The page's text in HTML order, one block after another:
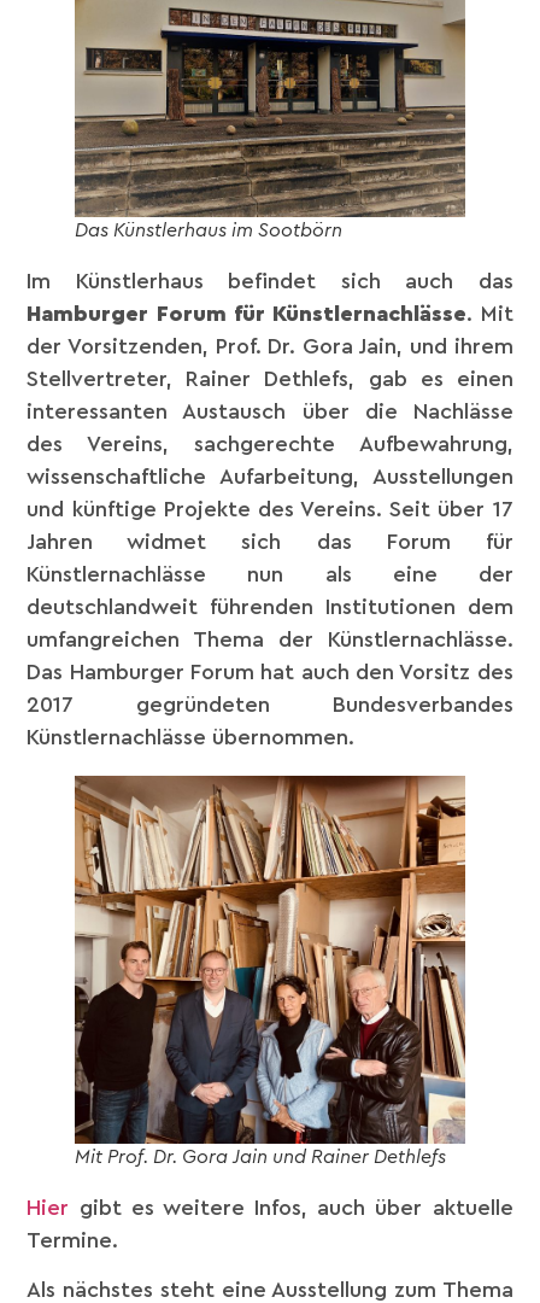
Das Künstlerhaus im Sootbörn
Im Künstlerhaus befindet sich auch das
Hamburger Forum für Künstlernachlässe. Mit
der Vorsitzenden, Prof. Dr. Gora Jain, und ihrem
Stellvertreter, Rainer Dethlefs, gab es einen
interessanten Austausch über die Nachlässe
des Vereins, sachgerechte Aufbewahrung,
wissenschaftliche Aufarbeitung, Ausstellungen
und künftige Projekte des Vereins. Seit über 17
Jahren widmet sich das Forum für
Künstlernachlässe nun als eine der
deutschlandweit führenden Institutionen dem
umfangreichen Thema der Künstlernachlässe.
Das Hamburger Forum hat auch den Vorsitz des
2017 gegründeten Bundesverbandes
Künstlernachlässe übernommen.
Mit Prof. Dr. Gora Jain und Rainer Dethlefs
Hier gibt es weitere Infos, auch über aktuelle
Termine.
Als nächstes steht eine Ausstellung zum Thema